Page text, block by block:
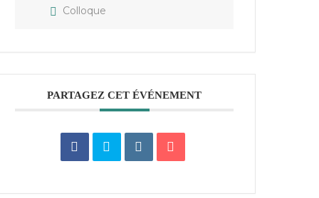
Colloque
PARTAGEZ CET ÉVÉNEMENT